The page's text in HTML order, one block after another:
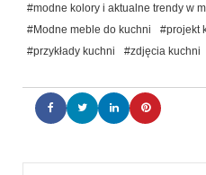
#modne kolory i aktualne trendy w
#Modne meble do kuchni
#projekt
#przykłady kuchni
#zdjęcia kuchni